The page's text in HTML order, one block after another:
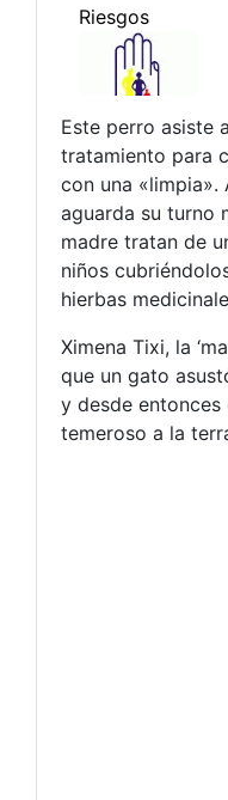
Este perro asiste
tratamiento para
con una «limpia».
aguarda su turno
madre tratan de
niños
hierbas
Ximena Tixi, la
que un gato
y desde
temeroso a la